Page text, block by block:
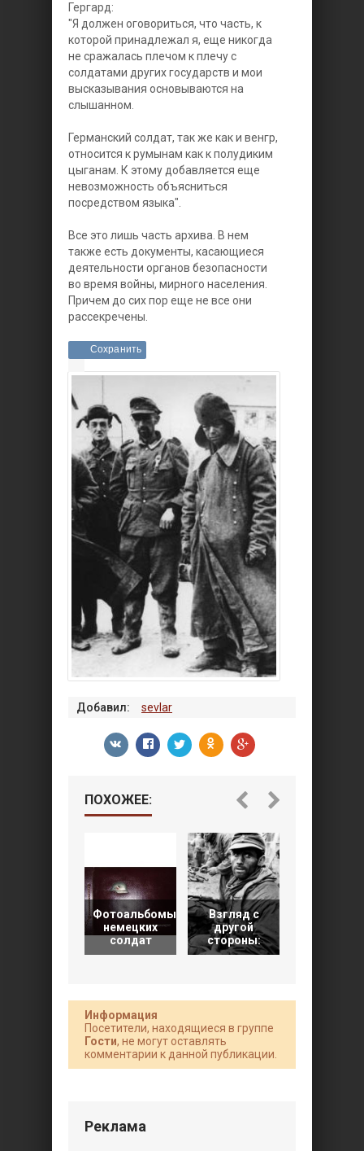
Гергард:
"Я должен оговориться, что часть, к
которой принадлежал я, еще никогда
не сражалась плечом к плечу с
солдатами других государств и мои
высказывания основываются на
слышанном.
Германский солдат, так же как и венгр,
относится к румынам как к полудиким
цыганам. К этому добавляется еще
невозможность объясниться
посредством языка".
Все это лишь часть архива. В нем
также есть документы, касающиеся
деятельности органов безопасности
во время войны, мирного населения.
Причем до сих пор еще не все они
рассекречены.
Сохранить
Добавил: sevlar
ПОХОЖЕЕ:
Фотоальбомы
немецких
солдат
Взгляд с
другой
стороны:
Информация
Посетители, находящиеся в группе
Гости, не могут оставлять
комментарии к данной публикации.
Реклама